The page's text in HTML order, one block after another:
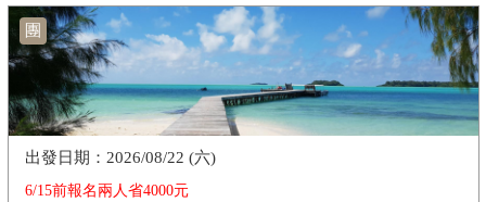
團
6/15前報名兩人省4000元
2026/08/22 (六)